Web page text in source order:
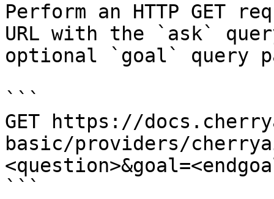
Perform an HTTP GET
URL with the `ask`
optional `goal` query
```
GET https://
basic/providers/
```